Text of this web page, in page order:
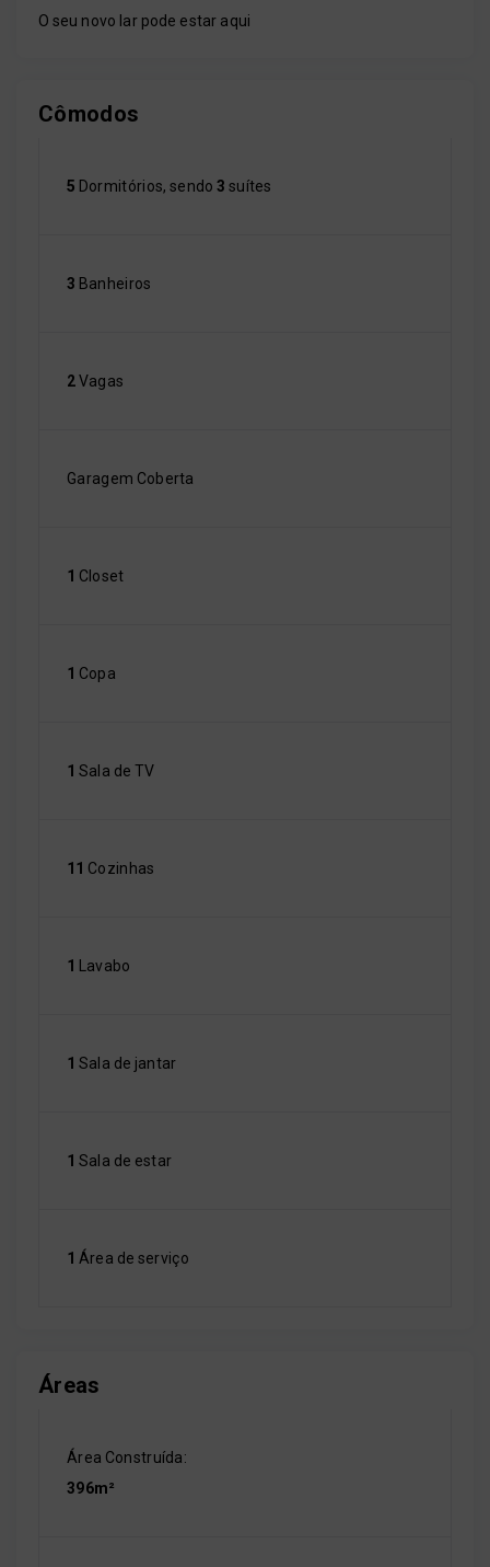
O seu novo lar pode estar aqui
Cômodos
5 Dormitórios, sendo3 suítes
3 Banheiros
2Vagas
Garagem Coberta
1 Closet
1 Copa
1 Sala de TV
11 Cozinhas
1 Lavabo
1 Sala de jantar
1 Sala de estar
1 Área de serviço
Áreas
Área Construída:
396m²